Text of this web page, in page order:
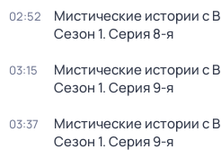
02:52 Мистические истории с
Сезон 1. Серия 8-я
03:15 Мистические истории с
Сезон 1. Серия 9-я
03:37 Мистические истории с
Сезон 1. Серия 9-я